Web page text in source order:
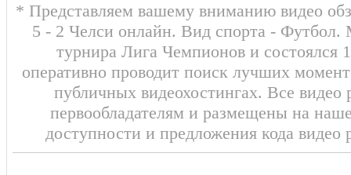
* Представляем вашему вниманию видео
5 - 2 Челси онлайн. Вид спорта - Футбол.
турнира Лига Чемпионов и состоялся
оперативно проводит поиск лучших
публичных видеохостингах. Все видео
первообладателям и размещены на
доступности и предложения кода видео